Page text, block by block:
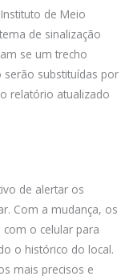
de Meio
de sinalização
se um trecho
serão substituídas por
relatório atualizado
de alertar os
Com a mudança, os
com o celular para
o histórico do local.
mais precisos e